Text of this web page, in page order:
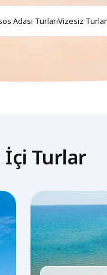
Adası TurlarıVizesiz Turlar
Turlar